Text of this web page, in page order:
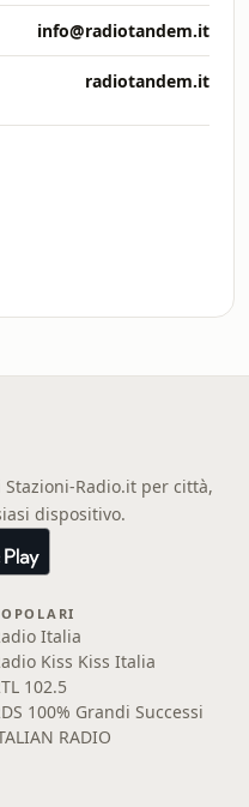
info@radiotandem.it
radiotandem.it
Radio.it per città,
dispositivo.
Italia
Kiss Kiss Italia
102.5
100% Grandi Successi
RADIO